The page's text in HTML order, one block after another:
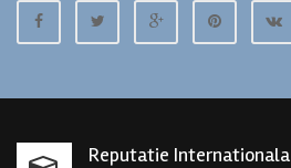
Reputatie Internationala